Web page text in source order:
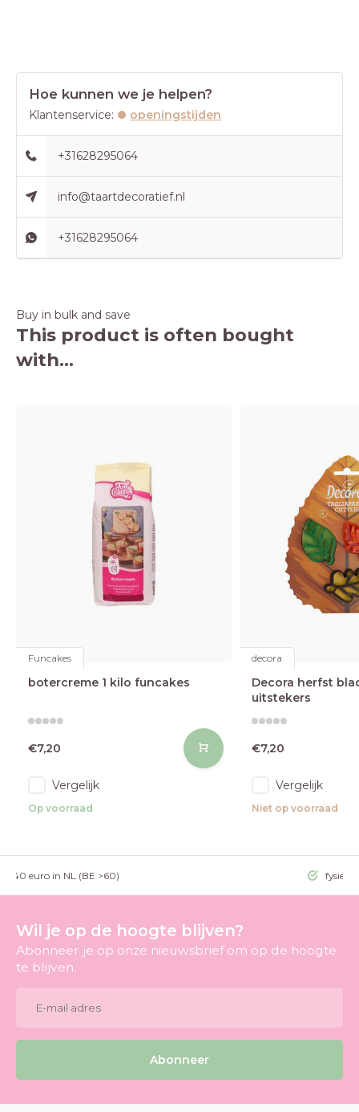
Hoe kunnen we je helpen?
Klantenservice: openingstijden
+31628295064
info@taartdecoratief.nl
+31628295064
Buy in bulk and save
This product is often bought
with...
Funcakes
botercreme 1 kilo funcakes
€7,20
Vergelijk
Op voorraad
decora
Decora herfst
uitstekers
€7,20
Vergelijk
Niet op voorraad
>40 euro in NL (BE >60) fysieke
Wil je op de hoogte blijven?
Abonneer je op onze nieuwsbrief om op de hoogte
te blijven.
Abonneer